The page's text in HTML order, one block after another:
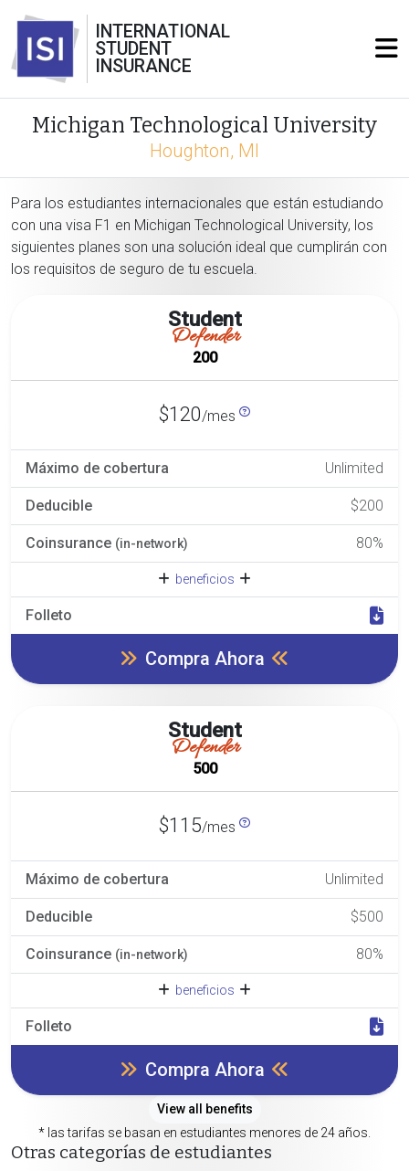
INTERNATIONAL
STUDENT
INSURANCE
Michigan Technological University
Houghton, MI
Para los estudiantes internacionales que están estudiando
con una visa F1 en Michigan Technological University, los
siguientes planes son una solución ideal que cumplirán con
los requisitos de seguro de tu escuela.
Student
Defender
200
$120/mes
Máximo de cobertura Unlimited
Deducible $200
Coinsurance (in-network) 80%
beneficios
Folleto
Compra Ahora
Student
Defender
500
$115/mes
Máximo de cobertura Unlimited
Deducible $500
Coinsurance (in-network) 80%
beneficios
Folleto
Compra Ahora
View all benefits
* las tarifas se basan en estudiantes menores de 24 años.
Otras categorías de estudiantes